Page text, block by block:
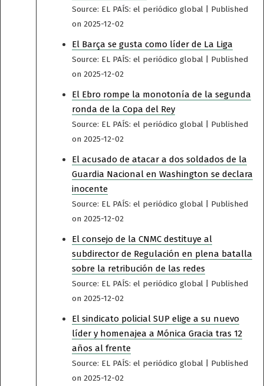
Source: EL PAÍS: el periódico global
Published
on 2025-12-02
El Barça se gusta como líder de La Liga
Source: EL PAÍS: el periódico global
Published
on 2025-12-02
El Ebro rompe la monotonía de la segunda
ronda de la Copa del Rey
Source: EL PAÍS: el periódico global
Published
on 2025-12-02
El acusado de atacar a dos soldados de la
Guardia Nacional en Washington se declara
inocente
Source: EL PAÍS: el periódico global
Published
on 2025-12-02
El consejo de la CNMC destituye al
subdirector de Regulación en plena batalla
sobre la retribución de las redes
Source: EL PAÍS: el periódico global
Published
on 2025-12-02
El sindicato policial SUP elige a su nuevo
líder y homenajea a Mónica Gracia tras 12
años al frente
Source: EL PAÍS: el periódico global
Published
on 2025-12-02